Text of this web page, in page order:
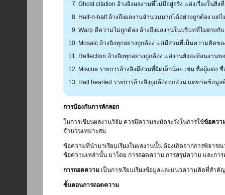
Ghost citation อ้างอิงผลงานที่ไม่มีอยู่จริง แต่งเรื่องในสิ่
Half-n-half อ้างถึงผลงานจำนวนมากได้อย่างถูกต้อง แต่
Warp ตีความไม่ถูกต้อง อ้างถึงผลงานในบริบทที่ไม่ตรงกั
Mosaic อ้างอิงทุกอย่างถูกต้อง แต่มีส่วนที่เป็นความคิดข
Reflection อ้างอิงทุกอย่างถูกต้อง แต่งานยังสะท้อนงานข
Miscue รายการอ้างอิงมีส่วนที่ผิดเล็กน้อย เช่น ชื่อผู้แต่ง
Half hearted รายการอ้างอิงถูกต้องทุกส่วน แต่ขาดข้อมู
การป้องกันการลักลอก
ในการเขียนผลงานวิจัย ควรมีความระมัดระวังในการใช้ข้อควา
จำนวนเหมาะสม
ข้อความที่นำมาเรียบเรียงในผลงานนั้น ต้องเกิดจากการพิจาร
ข้อความเหล่านั้น มาโดย การถอดความ การสรุปความ และกา
การถอดความ เป็นการเรียบเรียงข้อมูลและแนวความคิดที่สำ
ขั้นตอนการถอดความ